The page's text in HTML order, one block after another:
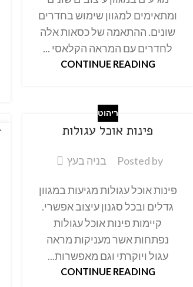
ומתאימים למגוון שימוש בחדרים
שונים. ההתאמה של כסאות אלה
לחדרים עם המראה הקלאסי ...
CONTINUE READING
ריהוט
פינות אוכל עגולות
Posted by בניה בעץ
פינות אוכל עגולות מגיעות במגוון
גדלים ובכל סגנון עיצוב אפשרי.
קיימות פינות אוכל עגולות
נפתחות אשר מעניקות מראה
עגול ויוקרתי וגם מאפשרות...
CONTINUE READING